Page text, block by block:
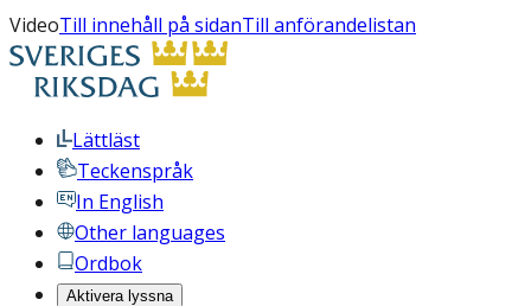
VideoTill innehåll på sidanTill anförandelistan
Lättläst
Teckenspråk
In English
Other languages
Ordbok
Aktivera lyssna